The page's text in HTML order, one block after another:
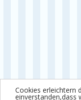
Cookies erleichtern
einverstanden,dass